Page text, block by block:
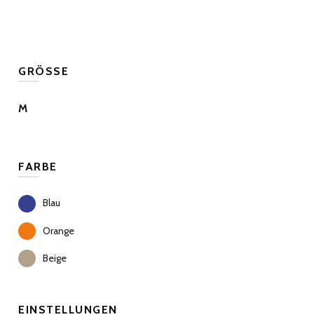
GRÖSSE
M
FARBE
Blau
Orange
Beige
EINSTELLUNGEN